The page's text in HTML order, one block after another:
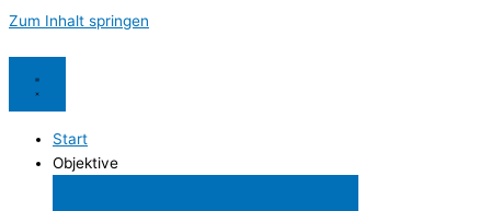
Zum Inhalt springen
Start
Objektive